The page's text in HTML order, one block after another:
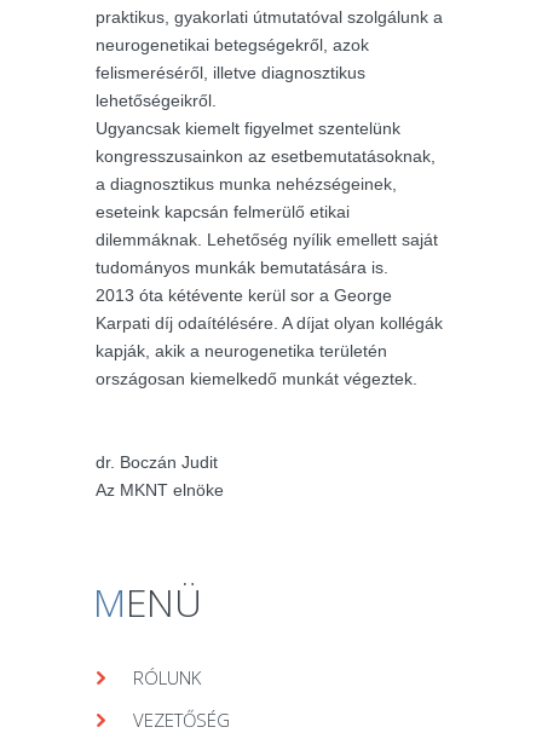
praktikus, gyakorlati útmutatóval szolgálunk a
neurogenetikai betegségekről, azok
felismeréséről, illetve diagnosztikus
lehetőségeikről.
Ugyancsak kiemelt figyelmet szentelünk
kongresszusainkon az esetbemutatásoknak,
a diagnosztikus munka nehézségeinek,
eseteink kapcsán felmerülő etikai
dilemmáknak. Lehetőség nyílik emellett saját
tudományos munkák bemutatására is.
2013 óta kétévente kerül sor a George
Karpati díj odaítélésére. A díjat olyan kollégák
kapják, akik a neurogenetika területén
országosan kiemelkedő munkát végeztek.
dr. Boczán Judit
Az MKNT elnöke
MENÜ
RÓLUNK
VEZETŐSÉG